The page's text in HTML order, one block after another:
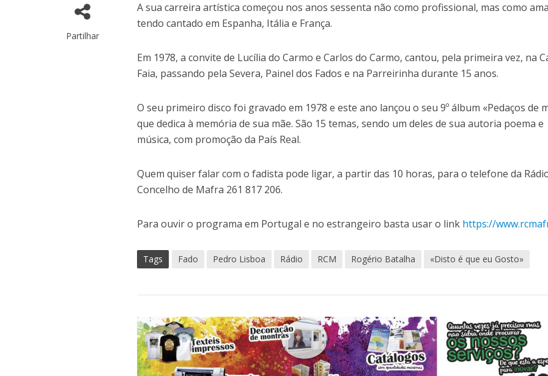
Partilhar
A sua carreira artística começou nos anos sessenta não como profissional, mas como
tendo cantado em Espanha, Itália e França.
Em 1978, a convite de Lucília do Carmo e Carlos do Carmo, cantou, pela primeira vez, na
Faia, passando pela Severa, Painel dos Fados e na Parreirinha durante 15 anos.
O seu primeiro disco foi gravado em 1978 e este ano lançou o seu 9º álbum «Pedaços de
que dedica à memória de sua mãe. São 15 temas, sendo um deles de sua autoria poema e
música, com promoção da País Real.
Quem quiser falar com o fadista pode ligar, a partir das 10 horas, para o telefone da
Concelho de Mafra 261 817 206.
Para ouvir o programa em Portugal e no estrangeiro basta usar o link https://
Tags Fado Pedro Lisboa Rádio RCM Rogério Batalha «Disto é que eu Gosto»